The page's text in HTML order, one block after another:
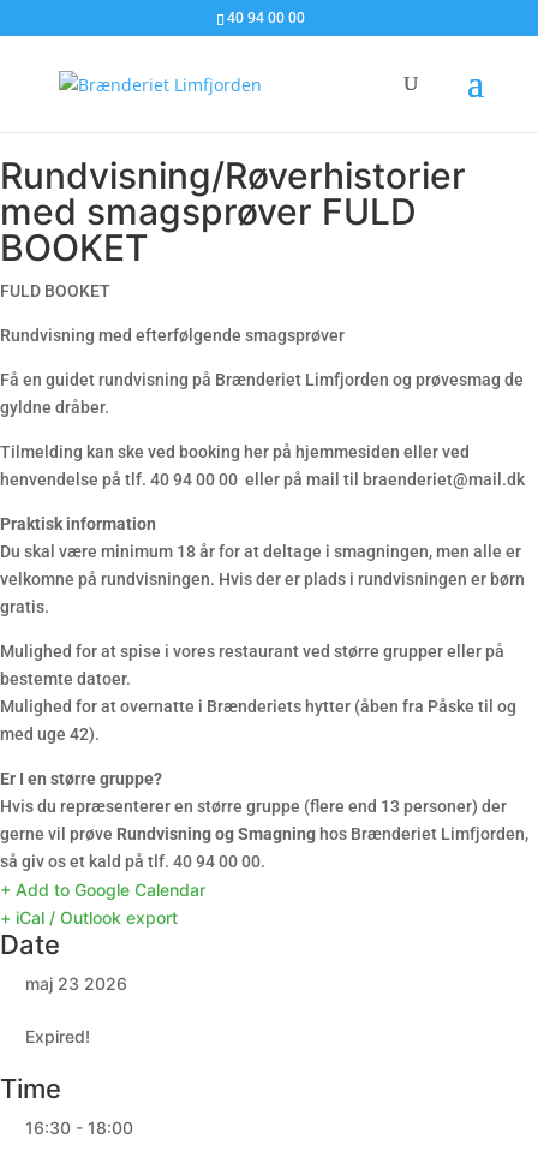
40 94 00 00
Rundvisning/Røverhistorier
med smagsprøver FULD
BOOKET
FULD BOOKET
Rundvisning med efterfølgende smagsprøver
Få en guidet rundvisning på Brænderiet Limfjorden og prøvesmag de
gyldne dråber.
Tilmelding kan ske ved booking her på hjemmesiden eller ved
henvendelse på tlf. 40 94 00 00 eller på mail til braenderiet@mail.dk
Praktisk information
Du skal være minimum 18 år for at deltage i smagningen, men alle er
velkomne på rundvisningen. Hvis der er plads i rundvisningen er børn
gratis.
Mulighed for at spise i vores restaurant ved større grupper eller på
bestemte datoer.
Mulighed for at overnatte i Brænderiets hytter (åben fra Påske til og
med uge 42).
Er I en større gruppe?
Hvis du repræsenterer en større gruppe (flere end 13 personer) der
gerne vil prøve Rundvisning og Smagning hos Brænderiet Limfjorden,
så giv os et kald på tlf. 40 94 00 00.
+ Add to Google Calendar
+ iCal / Outlook export
Date
maj 23 2026
Expired!
Time
16:30 - 18:00